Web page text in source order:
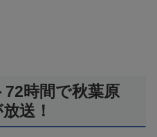
時間で秋葉原
送！